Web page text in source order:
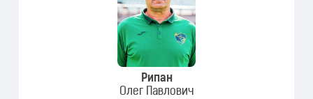
Рипан
Олег Павлович